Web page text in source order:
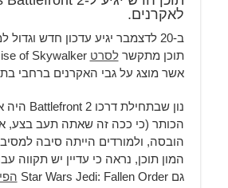
לאקרנים.
תוכן מתקשרלסרט
אשר מוצג על גבי האקרנים ברחבי
נון שבתחילת דרכו Battlefront 2 היה אחד מהמשחקים
הכותר (כי ככה זה שאתה תעב בצע,
המון תוכן, נראה כי עדיין יש
גם Star Wars Jedi: Fallen Order